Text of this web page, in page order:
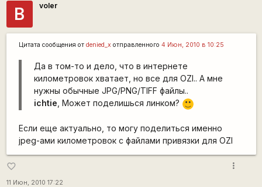
В voler
Цитата сообщения от denied_xотправленного 4 Июн, 2010 в 10:25
Да в том-то и дело, что в интернете
километровок хватает, но все для OZI.. А мне
нужны обычные JPG/PNG/TIFF файлы..
ichtie , Может поделишься линком? :)
Если еще актуально, то могу поделиться именно
jpeg-ами километровок с файлами привязки для OZI
favorite_border
11 Июн, 2010 17:22
more_vert